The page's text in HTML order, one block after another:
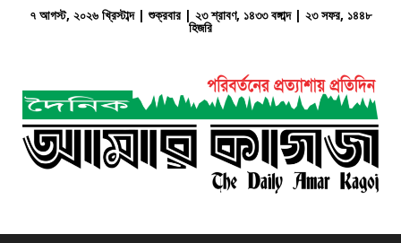
৭ আগস্ট, ২০২৬ খ্রিস্টাব্দ | শুক্রবার | ২৩ শ্রাবণ, ১৪৩৩ বঙ্গাব্দ | ২৩ সফর, ১৪৪৮
হিজরি